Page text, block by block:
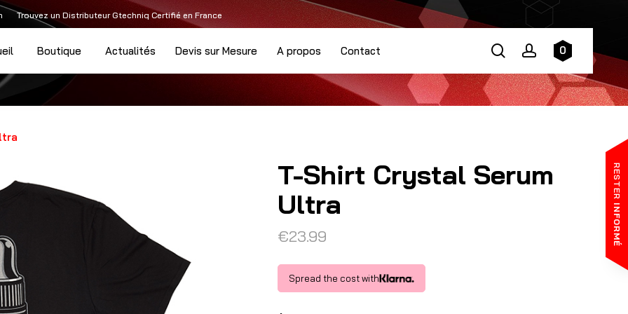
RESTER
INFORMÉ
Trouvez un Distributeur Gtechniq Certifié en France
Boutique Actualités Devis sur Mesure A propos Contact searchaccount
0
T-Shirt Crystal Serum
Ultra
€23.99
Spread the cost with